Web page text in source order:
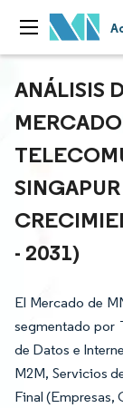
ANÁLISIS
- 2031)
El Mercado de
segmentado por
de Datos e
M2M, Servicios
Final (Empresas,